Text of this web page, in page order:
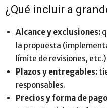
¿Qué incluir a
Alcance y exclusiones:
la propuesta
límite de revisiones,
Plazos y entregables:
responsables.
Precios y forma de